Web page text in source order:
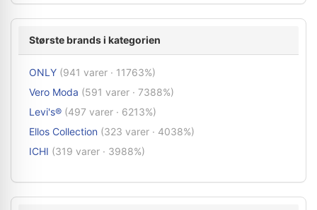
Største brands i kategorien
ONLY (941 varer · 11763%)
Vero Moda (591 varer · 7388%)
Levi's® (497 varer · 6213%)
Ellos Collection (323 varer · 4038%)
ICHI (319 varer · 3988%)